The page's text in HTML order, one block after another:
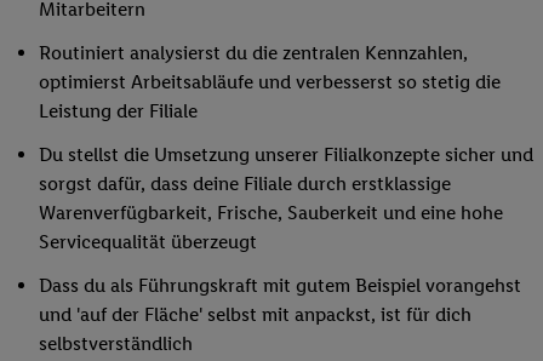
Mitarbeitern
Routiniert analysierst du die zentralen Kennzahlen,
optimierst Arbeitsabläufe und verbesserst so stetig die
Leistung der Filiale
Du stellst die Umsetzung unserer Filialkonzepte sicher und
sorgst dafür, dass deine Filiale durch erstklassige
Warenverfügbarkeit, Frische, Sauberkeit und eine hohe
Servicequalität überzeugt
Dass du als Führungskraft mit gutem Beispiel vorangehst
und 'auf der Fläche' selbst mit anpackst, ist für dich
selbstverständlich